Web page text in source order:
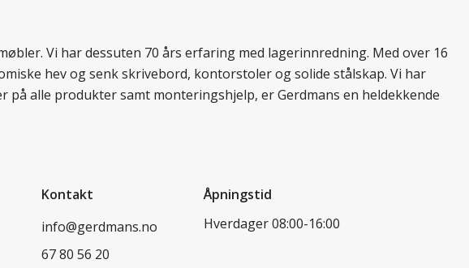
Vi har dessuten 70 års erfaring med lagerinnredning. Med over 16
hev og senk skrivebord, kontorstoler og solide stålskap. Vi har
alle produkter samt monteringshjelp, er Gerdmans en heldekkende
Kontakt
info@gerdmans.no
67 80 56 20
Åpningstid
Hverdager 08:00-16:00